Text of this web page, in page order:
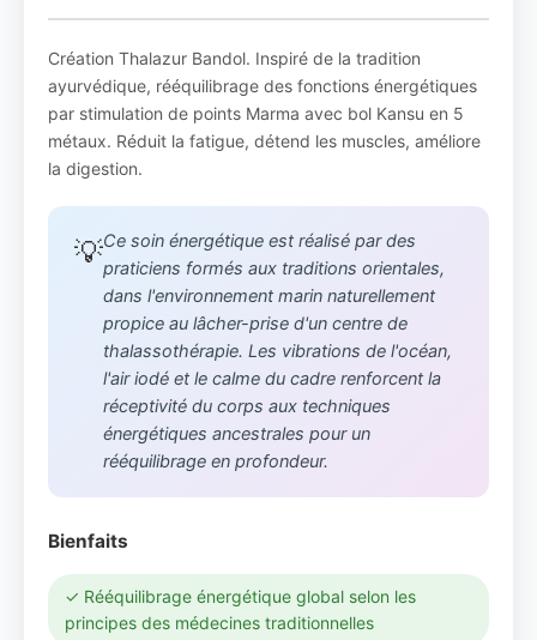
Création Thalazur Bandol. Inspiré de la tradition
ayurvédique, rééquilibrage des fonctions énergétiques
par stimulation de points Marma avec bol Kansu en 5
métaux. Réduit la fatigue, détend les muscles, améliore
la digestion.
💡Ce soin énergétique est réalisé par des
praticiens formés aux traditions orientales,
dans l'environnement marin naturellement
propice au lâcher-prise d'un centre de
thalassothérapie. Les vibrations de l'océan,
l'air iodé et le calme du cadre renforcent la
réceptivité du corps aux techniques
énergétiques ancestrales pour un
rééquilibrage en profondeur.
Bienfaits
✓ Rééquilibrage énergétique global selon les
principes des médecines traditionnelles